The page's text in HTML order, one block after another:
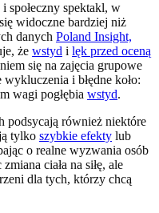
społeczny spektakl, w
widoczne bardziej niż
danych Poland Insight,
że wstyd i lęk przed oceną
się na zajęcia grupowe
wykluczenia i błędne koło:
wagi pogłębia wstyd.
podsycają również niektóre
tylko szybkie efekty lub
o realne wyzwania osób
ciała na siłę, ale
dla tych, którzy chcą